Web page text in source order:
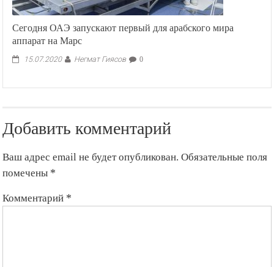
Сегодня ОАЭ запускают первый для арабского мира
аппарат на Марс
15.07.2020 Негмат Гиясов 0
Добавить комментарий
Ваш адрес email не будет опубликован. Обязательные поля
помечены *
Комментарий *